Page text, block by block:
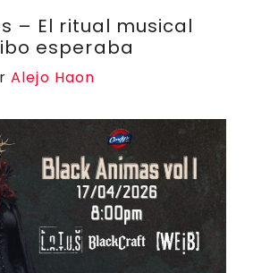
– El ritual musical
esperaba
Alejo Haon